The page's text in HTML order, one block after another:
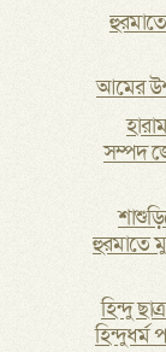
হুরমাতে
আমের
সম্পদ
হুরমাতে
হিন্দু